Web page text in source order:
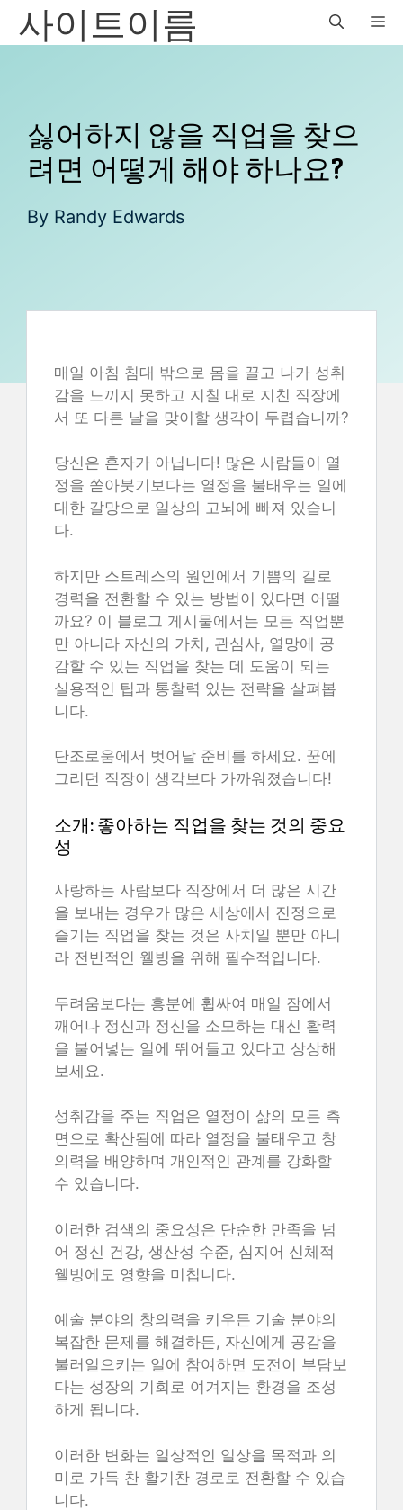
Skip사이트이름
싫어하지 않을 직업을 찾으
려면 어떻게 해야 하나요?
By Randy Edwards
매일 아침 침대 밖으로 몸을 끌고 나가 성취
감을 느끼지 못하고 지칠 대로 지친 직장에
서 또 다른 날을 맞이할 생각이 두렵습니까?
당신은 혼자가 아닙니다! 많은 사람들이 열
정을 쏟아붓기보다는 열정을 불태우는 일에
대한 갈망으로 일상의 고뇌에 빠져 있습니
다.
하지만 스트레스의 원인에서 기쁨의 길로
경력을 전환할 수 있는 방법이 있다면 어떨
까요? 이 블로그 게시물에서는 모든 직업뿐
만 아니라 자신의 가치, 관심사, 열망에 공
감할 수 있는 직업을 찾는 데 도움이 되는
실용적인 팁과 통찰력 있는 전략을 살펴봅
니다.
단조로움에서 벗어날 준비를 하세요. 꿈에
그리던 직장이 생각보다 가까워졌습니다!
소개: 좋아하는 직업을 찾는 것의 중요
성
사랑하는 사람보다 직장에서 더 많은 시간
을 보내는 경우가 많은 세상에서 진정으로
즐기는 직업을 찾는 것은 사치일 뿐만 아니
라 전반적인 웰빙을 위해 필수적입니다.
두려움보다는 흥분에 휩싸여 매일 잠에서
깨어나 정신과 정신을 소모하는 대신 활력
을 불어넣는 일에 뛰어들고 있다고 상상해
보세요.
성취감을 주는 직업은 열정이 삶의 모든 측
면으로 확산됨에 따라 열정을 불태우고 창
의력을 배양하며 개인적인 관계를 강화할
수 있습니다.
이러한 검색의 중요성은 단순한 만족을 넘
어 정신 건강, 생산성 수준, 심지어 신체적
웰빙에도 영향을 미칩니다.
예술 분야의 창의력을 키우든 기술 분야의
복잡한 문제를 해결하든, 자신에게 공감을
불러일으키는 일에 참여하면 도전이 부담보
다는 성장의 기회로 여겨지는 환경을 조성
하게 됩니다.
이러한 변화는 일상적인 일상을 목적과 의
미로 가득 찬 활기찬 경로로 전환할 수 있습
니다.